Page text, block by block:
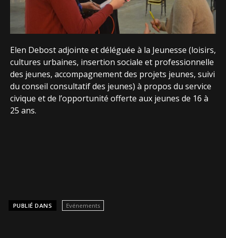
Elen Debost adjointe et déléguée à la Jeunesse (loisirs,
cultures urbaines, insertion sociale et professionnelle
des jeunes, accompagnement des projets jeunes, suivi
du conseil consultatif des jeunes) à propos du service
civique et de l’opportunité offerte aux jeunes de 16 à
25 ans.
PUBLIÉ DANS Evénements